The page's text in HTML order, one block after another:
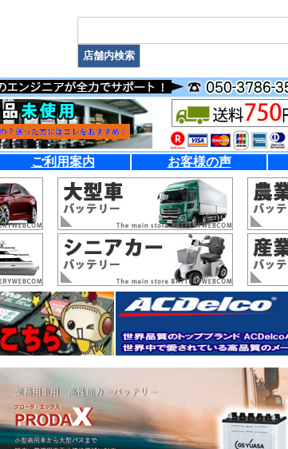
ご利用案内 お客様の声